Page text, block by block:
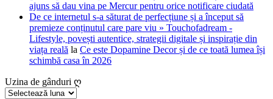
ajuns să dau vina pe Mercur pentru orice notificare ciudată
De ce internetul s-a săturat de perfecțiune și a început să
premieze conținutul care pare viu » Touchofadream -
Lifestyle, povești autentice, strategii digitale și inspirație din
viața reală la Ce este Dopamine Decor și de ce toată lumea își
schimbă casa în 2026
Uzina de gânduri ღ
Uzina